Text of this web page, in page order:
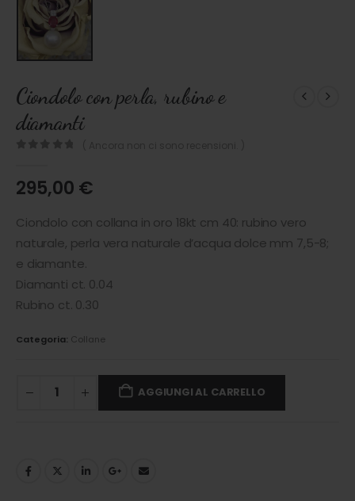
Ciondolo con perla, rubino e
diamanti
295,00 €
Ciondolo con collana in oro 18kt cm 40: rubino vero
naturale, perla vera naturale d’acqua dolce mm 7,5-8;
e diamante.
Diamanti ct. 0.04
Rubino ct. 0.30
Categoria: Collane
AGGIUNGI AL CARRELLO